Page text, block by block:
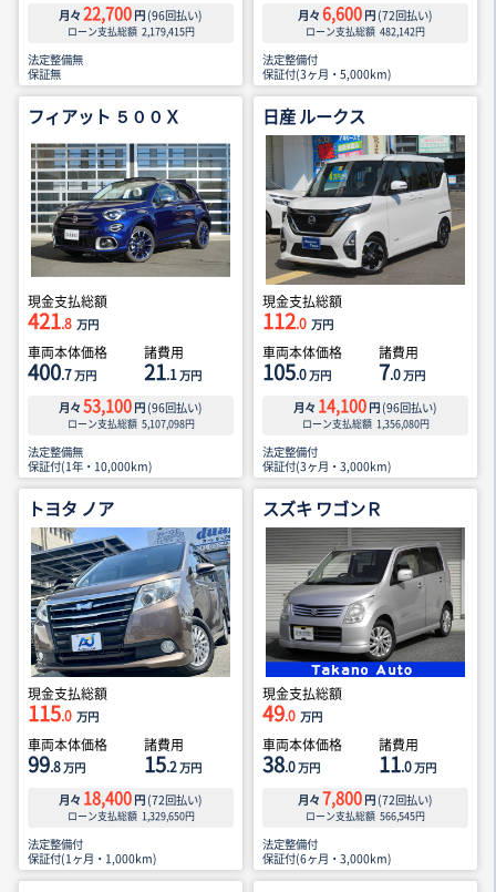
月々 22,700 円 (96回払い)
ローン支払総額 2,179,415円
法定整備無
保証無
月々 6,600 円 (72回払い)
ローン支払総額 482,142円
法定整備付
保証付(3ヶ月・5,000km)
フィアット ５００Ｘ
現金支払総額
421.8 万円
車両本体価格
400.7万円
諸費用
21.1万円
月々 53,100 円 (96回払い)
ローン支払総額 5,107,098円
法定整備無
保証付(1年・10,000km)
日産 ルークス
現金支払総額
112.0 万円
車両本体価格
105.0万円
諸費用
7.0万円
月々 14,100 円 (96回払い)
ローン支払総額 1,356,080円
法定整備付
保証付(3ヶ月・3,000km)
トヨタ ノア
現金支払総額
115.0 万円
車両本体価格
99.8万円
諸費用
15.2万円
月々 18,400 円 (72回払い)
ローン支払総額 1,329,650円
法定整備付
保証付(1ヶ月・1,000km)
スズキ ワゴンＲ
現金支払総額
49.0 万円
車両本体価格
38.0万円
諸費用
11.0万円
月々 7,800 円 (72回払い)
ローン支払総額 566,545円
法定整備付
保証付(6ヶ月・3,000km)